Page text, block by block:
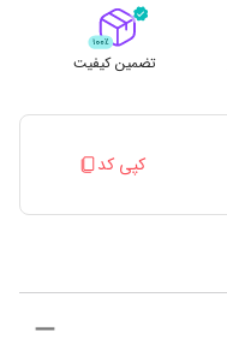
تضمین کیفیت
کپی کد